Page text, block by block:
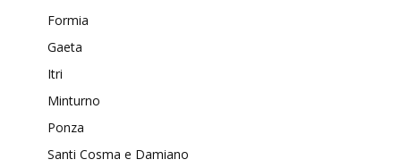
Formia
Gaeta
Itri
Minturno
Ponza
Santi Cosma e Damiano